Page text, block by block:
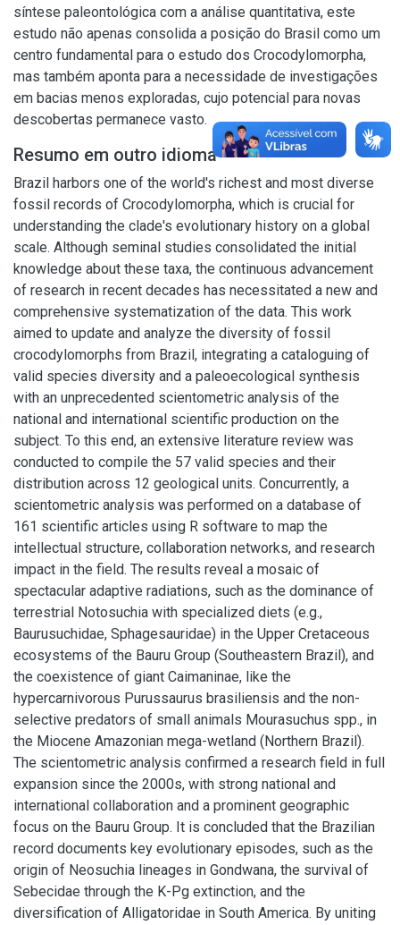
síntese paleontológica com a análise quantitativa, este
estudo não apenas consolida a posição do Brasil como um
centro fundamental para o estudo dos Crocodylomorpha,
mas também aponta para a necessidade de investigações
em bacias menos exploradas, cujo potencial para novas
descobertas permanece vasto.
Resumo em outro idioma
Brazil harbors one of the world's richest and most diverse
fossil records of Crocodylomorpha, which is crucial for
understanding the clade's evolutionary history on a global
scale. Although seminal studies consolidated the initial
knowledge about these taxa, the continuous advancement
of research in recent decades has necessitated a new and
comprehensive systematization of the data. This work
aimed to update and analyze the diversity of fossil
crocodylomorphs from Brazil, integrating a cataloguing of
valid species diversity and a paleoecological synthesis
with an unprecedented scientometric analysis of the
national and international scientific production on the
subject. To this end, an extensive literature review was
conducted to compile the 57 valid species and their
distribution across 12 geological units. Concurrently, a
scientometric analysis was performed on a database of
161 scientific articles using R software to map the
intellectual structure, collaboration networks, and research
impact in the field. The results reveal a mosaic of
spectacular adaptive radiations, such as the dominance of
terrestrial Notosuchia with specialized diets (e.g.,
Baurusuchidae, Sphagesauridae) in the Upper Cretaceous
ecosystems of the Bauru Group (Southeastern Brazil), and
the coexistence of giant Caimaninae, like the
hypercarnivorous Purussaurus brasiliensis and the non-
selective predators of small animals Mourasuchus spp., in
the Miocene Amazonian mega-wetland (Northern Brazil).
The scientometric analysis confirmed a research field in full
expansion since the 2000s, with strong national and
international collaboration and a prominent geographic
focus on the Bauru Group. It is concluded that the Brazilian
record documents key evolutionary episodes, such as the
origin of Neosuchia lineages in Gondwana, the survival of
Sebecidae through the K-Pg extinction, and the
diversification of Alligatoridae in South America. By uniting